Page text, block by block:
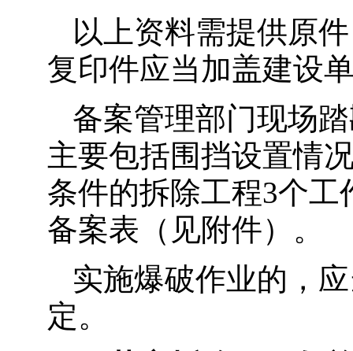
以上资料需提供原
复印件应当加盖建设
备案管理部门现场
主要包括围挡设置情
条件的拆除工程3个
备案表（见附件）。
实施爆破作业的，
定。